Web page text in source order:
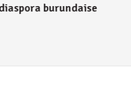
burundaise